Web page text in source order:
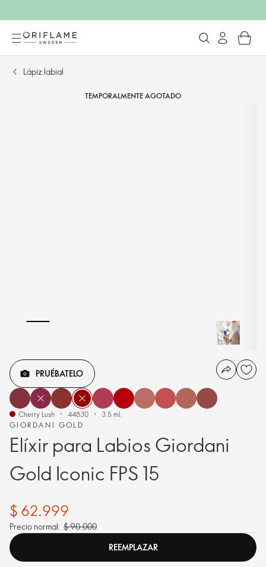
Lápiz labial
TEMPORALMENTE AGOTADO
GIORDANI GOLD
Elíxir para Labios Giordani
Gold Iconic FPS 15
PRUÉBATELO
Cherry Lush 44830 3.5 ml.
$ 62.999
Precio normal: $ 90.000
REEMPLAZAR